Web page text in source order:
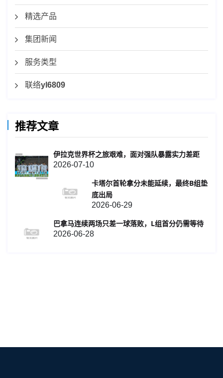
精选产品
集团新闻
服务类型
联络yl6809
推荐文章
伊拉克世界杯之旅艰难，面对强队暴露实力差距
2026-07-10
卡塔尔首轮拿分未能延续，最终B组垫
底出局
2026-06-29
巴拿马连续两场只差一球落败，L组首分仍需等待
2026-06-28